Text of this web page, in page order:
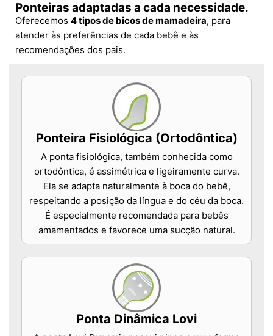
Ponteiras adaptadas a cada necessidade.
Oferecemos 4 tipos de bicos de mamadeira, para
atender às preferências de cada bebê e às
recomendações dos pais.
Ponteira Fisiológica (Ortodôntica)
A ponta fisiológica, também conhecida como
ortodôntica, é assimétrica e ligeiramente curva.
Ela se adapta naturalmente à boca do bebê,
respeitando a posição da língua e do céu da boca.
É especialmente recomendada para bebês
amamentados e favorece uma sucção natural.
Ponta Dinâmica Lovi